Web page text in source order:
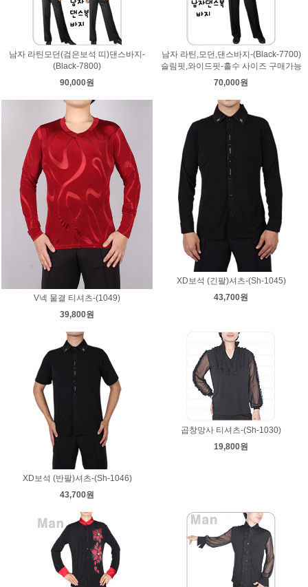
남자 라틴모던(검은보석 띠)댄스바지-
(Black-7800)
90,000원
남자 라틴,모던,댄스바지-(Black-7700)
슬림핏,와이드핏-홀수 사이즈 구매가능
70,000원
V넥 물결 티셔츠-(1049)
39,800원
XD보석 (긴팔)셔츠-(Sh-1045)
43,700원
XD보석 (반팔)셔츠-(Sh-1046)
43,700원
곱창망사 티셔츠-(Sh-1030)
19,800원